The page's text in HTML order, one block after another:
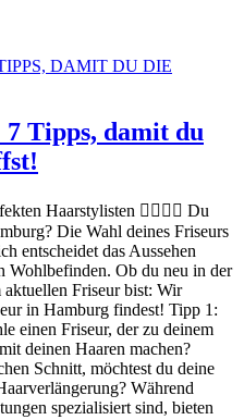
Tipps, damit du
Haarstylisten 💇‍♀️💇‍♂️ Du
Die Wahl deines Friseurs
entscheidet das Aussehen
Wohlbefinden. Ob du neu in der
aktuellen Friseur bist: Wir
in Hamburg findest! Tipp 1:
einen Friseur, der zu deinem
deinen Haaren machen?
Schnitt, möchtest du deine
Während
spezialisiert sind, bieten